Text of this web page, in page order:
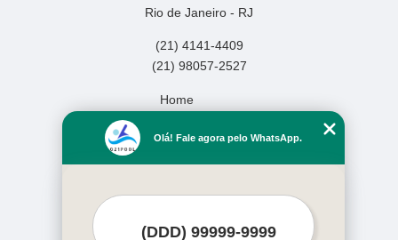
Rio de Janeiro - RJ
(21) 4141-4409
(21) 98057-2527
Home
Missão
Olá! Fale agora pelo WhatsApp.